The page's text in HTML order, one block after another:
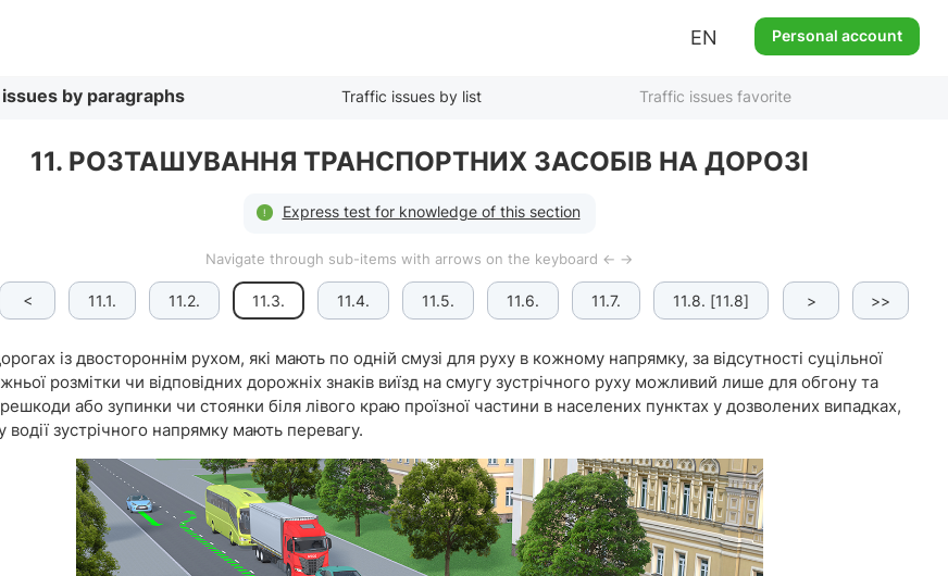
EN Personal account
by paragraphs Traffic issues by list Traffic issues favorite
11. РОЗТАШУВАННЯ ТРАНСПОРТНИХ ЗАСОБІВ НА ДОРОЗІ
Express test for knowledge of this section
Navigate through sub-items with arrows on the keyboard ← →
< 11.1. 11.2. 11.3. 11.4. 11.5. 11.6. 11.7. 11.8. [11.8] 11.9. 11.10.
>>
>
із двостороннім рухом, які мають по одній смузі для руху в кожному напрямку, за відсутності суцільної
розмітки чи відповідних дорожніх знаків виїзд на смугу зустрічного руху можливий лише для обгону та
або зупинки чи стоянки біля лівого краю проїзної частини в населених пунктах у дозволених випадках,
водії зустрічного напрямку мають перевагу.